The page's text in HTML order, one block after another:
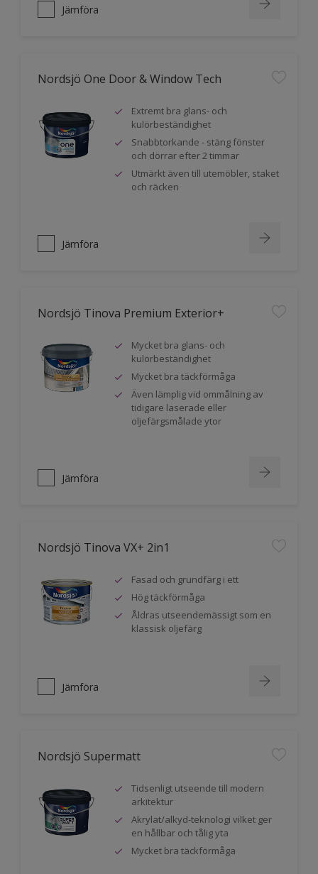
Jämföra
Nordsjö One Door & Window Tech
Extremt bra glans- och
kulörbeständighet
Snabbtorkande - stäng fönster
och dörrar efter 2 timmar
Utmärkt även till utemöbler, staket
och räcken
Jämföra
Nordsjö Tinova Premium Exterior+
Mycket bra glans- och
kulörbeständighet
Mycket bra täckförmåga
Även lämplig vid ommålning av
tidigare laserade eller
oljefärgsmålade ytor
Jämföra
Nordsjö Tinova VX+ 2in1
Fasad och grundfärg i ett
Hög täckförmåga
Åldras utseendemässigt som en
klassisk oljefärg
Jämföra
Nordsjö Supermatt
Tidsenligt utseende till modern
arkitektur
Akrylat/alkyd-teknologi vilket ger
en hållbar och tålig yta
Mycket bra täckförmåga